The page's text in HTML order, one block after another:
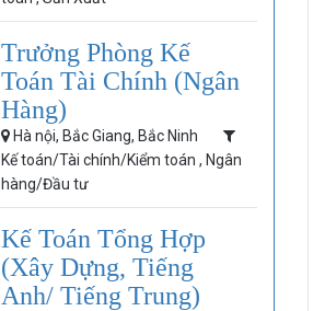
Trưởng Phòng Kế
Toán Tài Chính (Ngân
Hàng)
Hà nội, Bắc Giang, Bắc Ninh
Kế toán/Tài chính/Kiểm toán , Ngân
hàng/Đầu tư
Kế Toán Tổng Hợp
(Xây Dựng, Tiếng
Anh/ Tiếng Trung)